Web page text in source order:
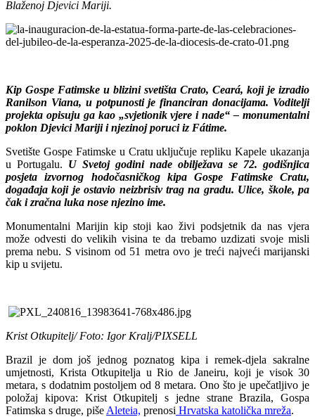
Blaženoj Djevici Mariji.
Kip Gospe Fatimske u blizini svetišta Crato, Ceará, koji je izradio
Ranilson Viana, u potpunosti je financiran donacijama. Voditelji
projekta opisuju ga kao „svjetionik vjere i nade“ – monumentalni
poklon Djevici Mariji i njezinoj poruci iz Fátime.
Svetište Gospe Fatimske u Cratu uključuje repliku Kapele ukazanja
u Portugalu. U Svetoj godini nade obilježava se 72. godišnjica
posjeta izvornog hodočasničkog kipa Gospe Fatimske Cratu,
događaja koji je ostavio neizbrisiv trag na gradu. Ulice, škole, pa
čak i zračna luka nose njezino ime.
Monumentalni Marijin kip stoji kao živi podsjetnik da nas vjera
može odvesti do velikih visina te da trebamo uzdizati svoje misli
prema nebu. S visinom od 51 metra ovo je treći najveći marijanski
kip u svijetu.
Krist Otkupitelj/ Foto: Igor Kralj/PIXSELL
Brazil je dom još jednog poznatog kipa i remek-djela sakralne
umjetnosti, Krista Otkupitelja u Rio de Janeiru, koji je visok 30
metara, s dodatnim postoljem od 8 metara. Ono što je upečatljivo je
položaj kipova: Krist Otkupitelj s jedne strane Brazila, Gospa
Fatimska s druge, piše Aleteia, prenosi Hrvatska katolička mreža.